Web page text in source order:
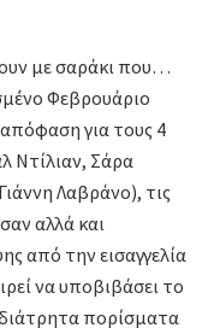
με σαράκι που…
Φεβρουάριο
για τους 4
Ντίλιαν, Σάρα
Λαβράνο), τις
αλλά και
από την εισαγγελία
να υποβιβάσει το
πορίσματα